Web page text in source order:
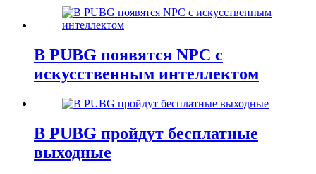
В PUBG появятся NPC с
искусственным интеллектом
В PUBG пройдут бесплатные
выходные